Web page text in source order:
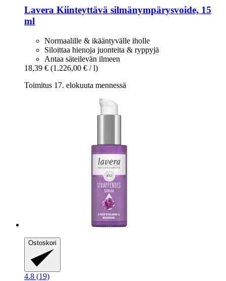
Lavera Kiinteyttävä silmänympärysvoide, 15
ml
Normaalille & ikääntyvälle iholle
Siloittaa hienoja juonteita & ryppyjä
Antaa säteilevän ilmeen
18,39 € (1.226,00 € / l)
Toimitus 17. elokuuta mennessä
Ostoskori
4.8 (19)